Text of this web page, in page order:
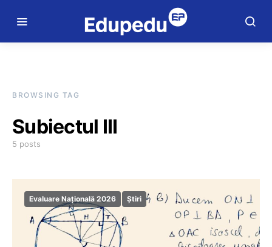
BROWSING TAG
Subiectul III
5 posts
Evaluare Națională 2026 Știri